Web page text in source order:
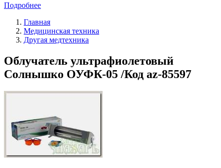
Подробнее
Главная
Медицинская техника
Другая медтехника
Облучатель ультрафиолетовый
Солнышко ОУФК-05 /Код az-85597